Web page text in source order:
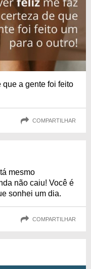
que a gente foi feito
COMPARTILHAR
mesmo
não caiu! Você é
sonhei um dia.
COMPARTILHAR